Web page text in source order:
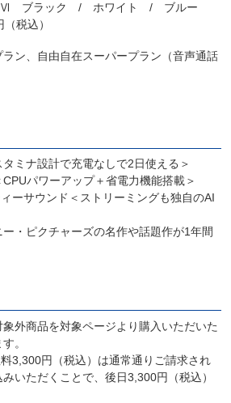
Ⅵ ブラック / ホワイト / ブルー
税込）
ン、自由自在スーパープラン（音声通話
ミナ設計で充電なしで2日使える＞
パワーアップ＋省電力機能搭載＞
ーサウンド＜ストリーミングも独自のAI
・ピクチャーズの名作や話題作が1年間
象外商品を対象ページより購入いただいた
。
3,300円（税込）は通常通りご請求され
いただくことで、後日3,300円（税込）